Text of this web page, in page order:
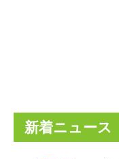
新着ニュース